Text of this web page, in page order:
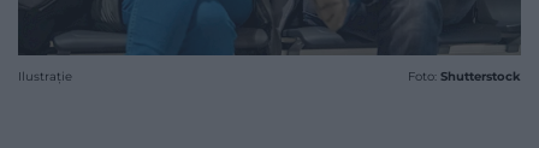
Ilustrație Foto: Shutterstock